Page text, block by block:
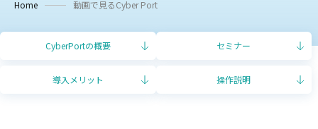
Home 動画で見るCyber Port
CyberPortの概要 セミナー
導入メリット 操作説明